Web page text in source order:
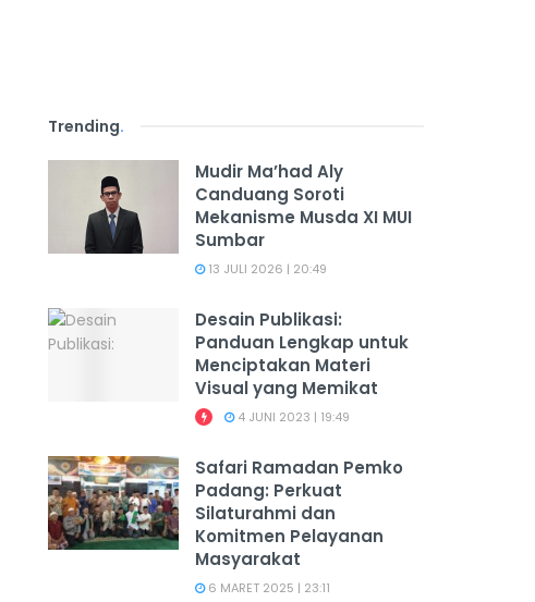
Trending.
Mudir Ma’had Aly
Canduang Soroti
Mekanisme Musda XI MUI
Sumbar
13 JULI 2026 | 20:49
Desain Publikasi:
Panduan Lengkap untuk
Menciptakan Materi
Visual yang Memikat
4 JUNI 2023 | 19:49
Safari Ramadan Pemko
Padang: Perkuat
Silaturahmi dan
Komitmen Pelayanan
Masyarakat
6 MARET 2025 | 23:11